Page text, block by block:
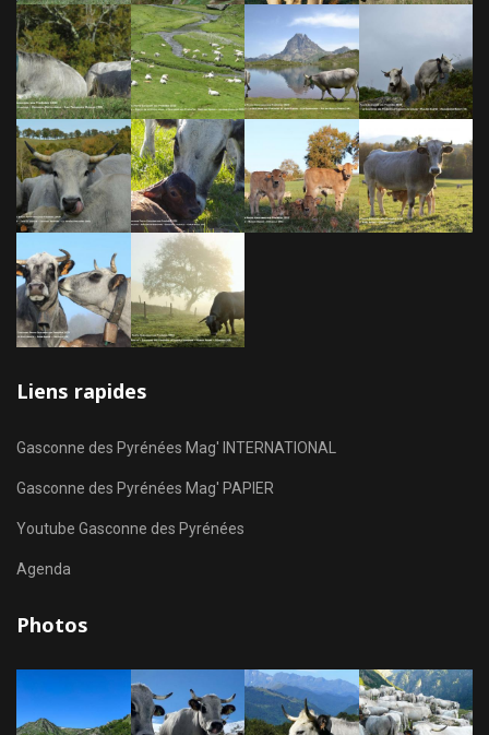
Liens rapides
Gasconne des Pyrénées Mag' INTERNATIONAL
Gasconne des Pyrénées Mag' PAPIER
Youtube Gasconne des Pyrénées
Agenda
Photos